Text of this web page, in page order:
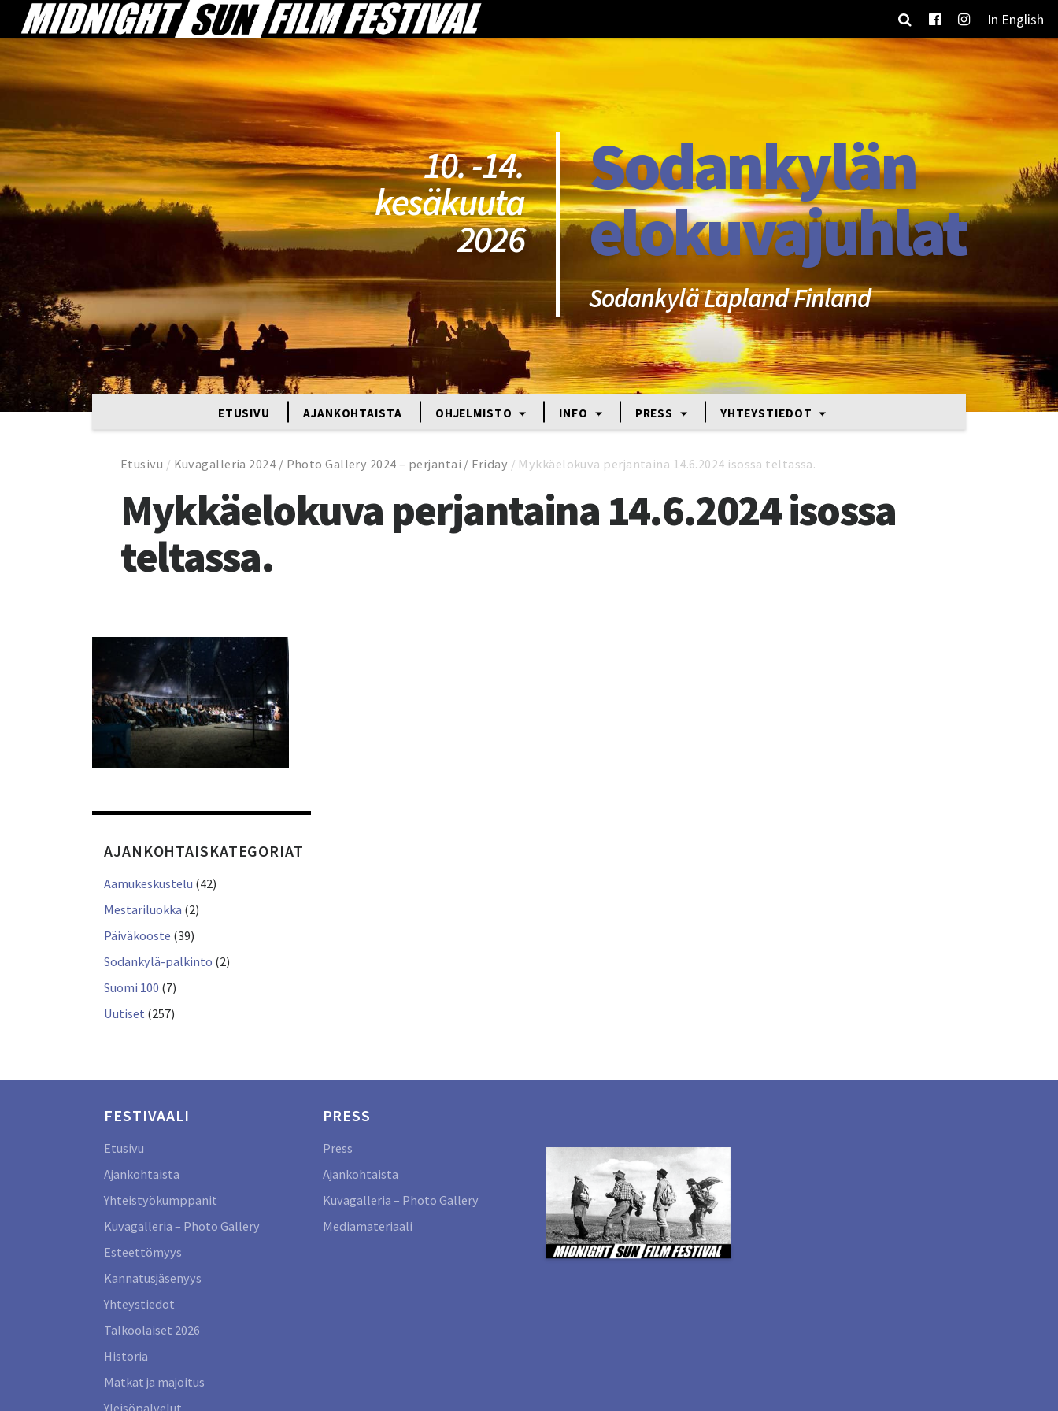
In English
10. -14.
kesäkuuta
2026
Sodankylän
elokuvajuhlat
Sodankylä Lapland Finland
ETUSIVU AJANKOHTAISTA OHJELMISTO INFO PRESS YHTEYSTIEDOT
Etusivu / Kuvagalleria 2024 / Photo Gallery 2024 – perjantai / Friday / Mykkäelokuva perjantaina 14.6.2024 isossa teltassa.
Mykkäelokuva perjantaina 14.6.2024 isossa
teltassa.
AJANKOHTAISKATEGORIAT
Aamukeskustelu (42)
Mestariluokka (2)
Päiväkooste (39)
Sodankylä-palkinto (2)
Suomi 100 (7)
Uutiset (257)
FESTIVAALI
Etusivu
Ajankohtaista
Yhteistyökumppanit
Kuvagalleria – Photo Gallery
Esteettömyys
Kannatusjäsenyys
Yhteystiedot
Talkoolaiset 2026
Historia
Matkat ja majoitus
PRESS
Press
Ajankohtaista
Kuvagalleria – Photo Gallery
Mediamateriaali